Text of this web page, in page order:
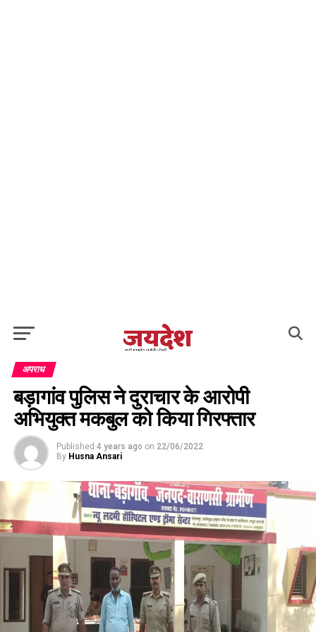
अपराध
बड़ागांव पुलिस ने दुराचार के आरोपी
अभियुक्त मकबुल को किया गिरफ्तार
Published 4 years ago on 22/06/2022
By Husna Ansari